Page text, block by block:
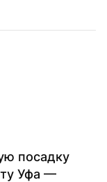
посадку
Уфа —